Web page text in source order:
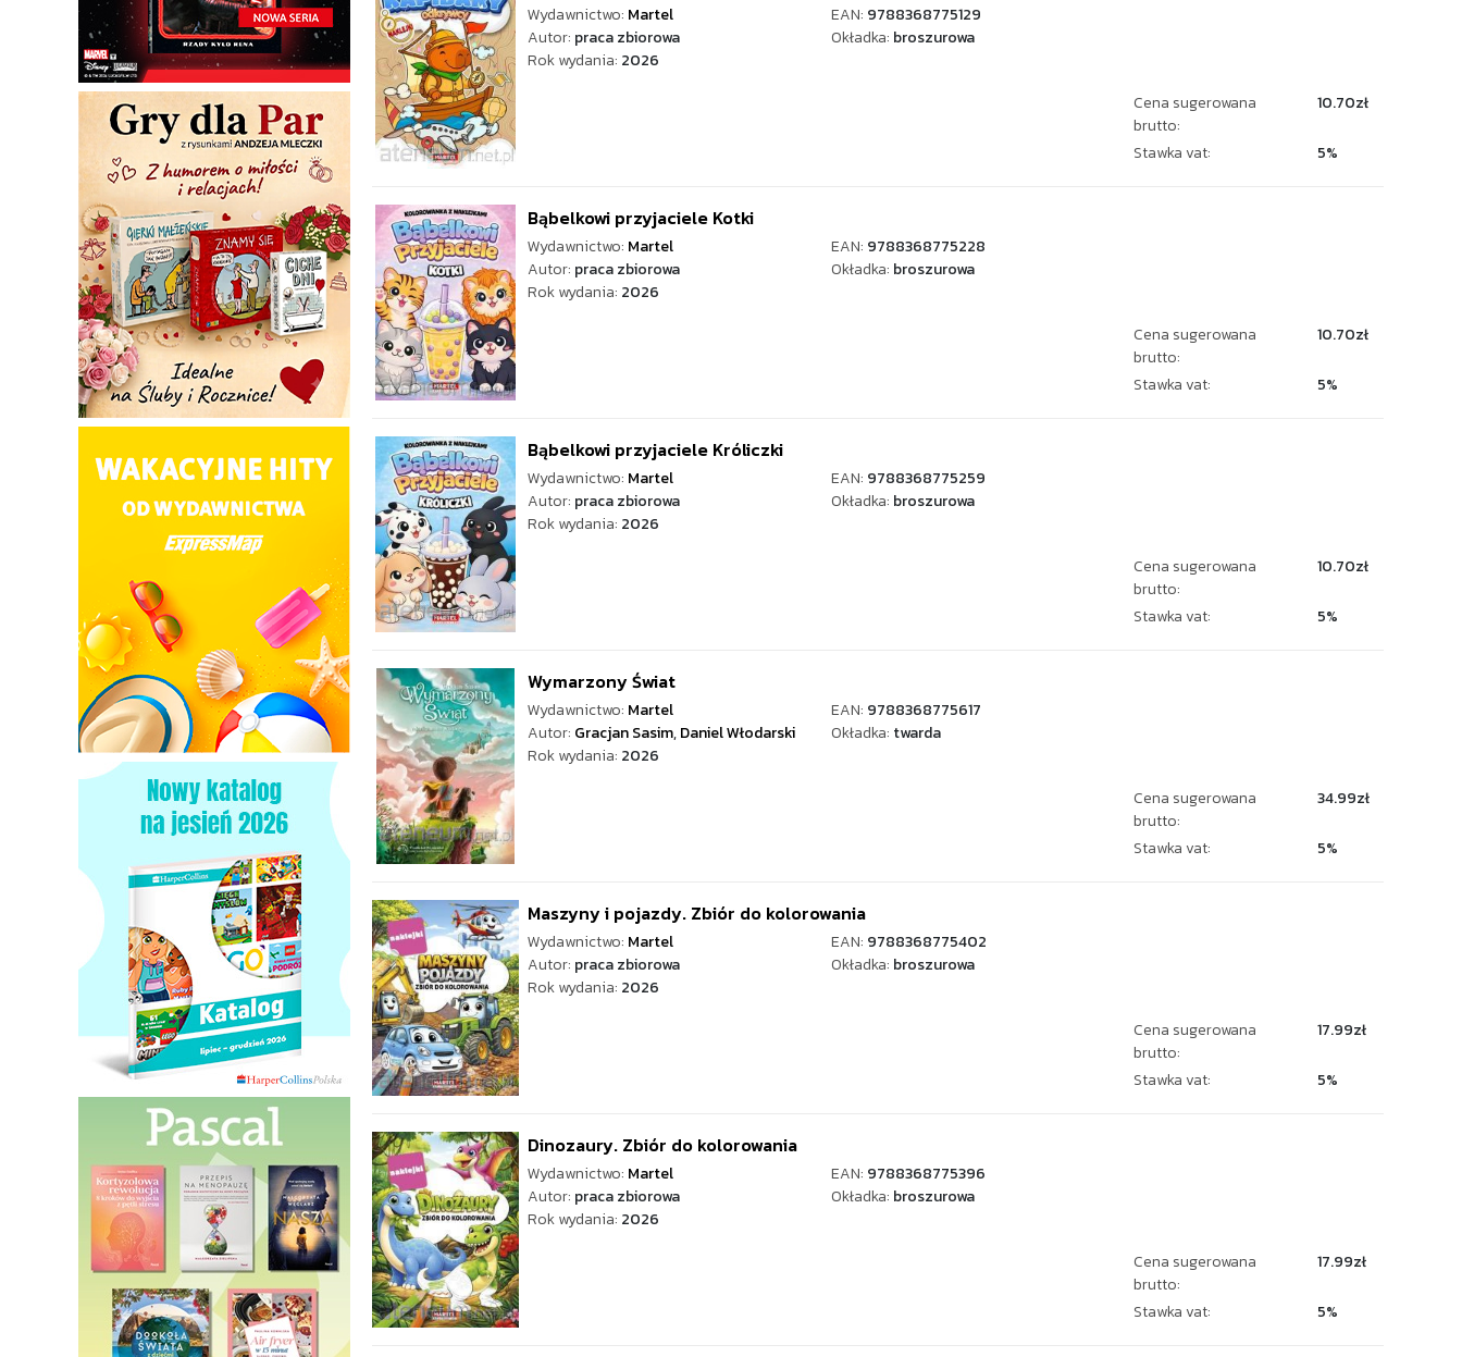
Wydawnictwo: Martel EAN: 9788368775129
Autor: praca zbiorowa Okładka: broszurowa
Rok wydania: 2026
Cena sugerowana
brutto:
10.70zł
Stawka vat: 5%
Bąbelkowi przyjaciele Kotki
Wydawnictwo: Martel EAN: 9788368775228
Autor: praca zbiorowa Okładka: broszurowa
Rok wydania: 2026
Cena sugerowana
brutto:
10.70zł
Stawka vat: 5%
Bąbelkowi przyjaciele Króliczki
Wydawnictwo: Martel EAN: 9788368775259
Autor: praca zbiorowa Okładka: broszurowa
Rok wydania: 2026
Cena sugerowana
brutto:
10.70zł
Stawka vat: 5%
Wymarzony Świat
Wydawnictwo: Martel EAN: 9788368775617
Autor: Gracjan Sasim,Daniel Włodarski Okładka: twarda
Rok wydania: 2026
Cena sugerowana
brutto:
34.99zł
Stawka vat: 5%
Maszyny i pojazdy. Zbiór do kolorowania
Wydawnictwo: Martel EAN: 9788368775402
Autor: praca zbiorowa Okładka: broszurowa
Rok wydania: 2026
Cena sugerowana
brutto:
17.99zł
Stawka vat: 5%
Dinozaury. Zbiór do kolorowania
Wydawnictwo: Martel EAN: 9788368775396
Autor: praca zbiorowa Okładka: broszurowa
Rok wydania: 2026
Cena sugerowana
brutto:
17.99zł
Stawka vat: 5%